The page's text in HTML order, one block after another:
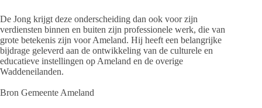
De Jong krijgt deze onderscheiding dan ook voor zijn
verdiensten binnen en buiten zijn professionele werk, die van
grote betekenis zijn voor Ameland. Hij heeft een belangrijke
bijdrage geleverd aan de ontwikkeling van de culturele en
educatieve instellingen op Ameland en de overige
Waddeneilanden.
Bron Gemeente Ameland